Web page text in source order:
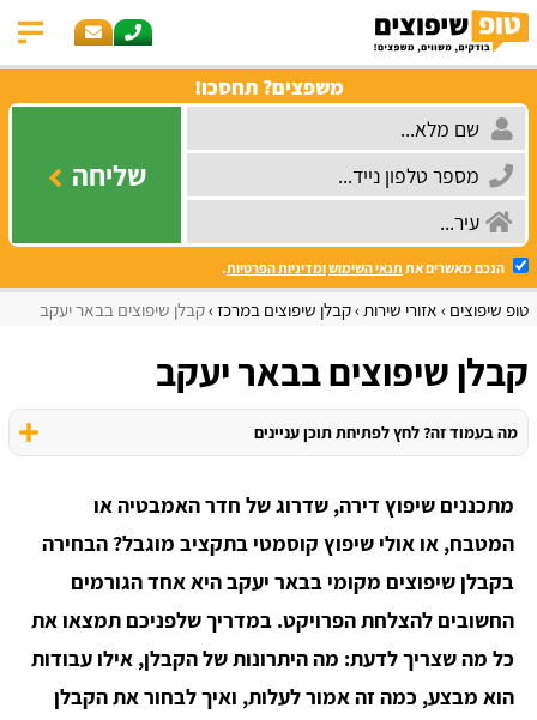
משפצים? תחסכו!
שליחה
הנכם מאשרים את תנאי השימושומדיניות הפרטיות.
טופ שיפוצים אזורי שירות קבלן שיפוצים במרכז קבלן שיפוצים בבאר יעקב
קבלן שיפוצים בבאר יעקב
מה בעמוד זה? לחץ לפתיחת תוכן עניינים
מתכננים שיפוץ דירה, שדרוג של חדר האמבטיה או
המטבח, או אולי שיפוץ קוסמטי בתקציב מוגבל? הבחירה
בקבלן שיפוצים מקומי בבאר יעקב היא אחד הגורמים
החשובים להצלחת הפרויקט. במדריך שלפניכם תמצאו את
כל מה שצריך לדעת: מה היתרונות של הקבלן, אילו עבודות
הוא מבצע, כמה זה אמור לעלות, ואיך לבחור את הקבלן